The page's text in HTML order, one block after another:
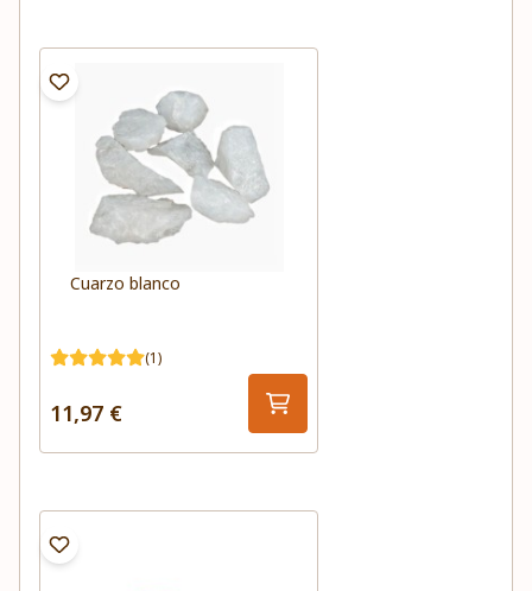
Cuarzo blanco
(1)
11,97 €